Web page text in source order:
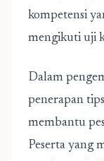
kompetensi
mengikuti uji
Dalam
penerapan
membantu
Peserta yang